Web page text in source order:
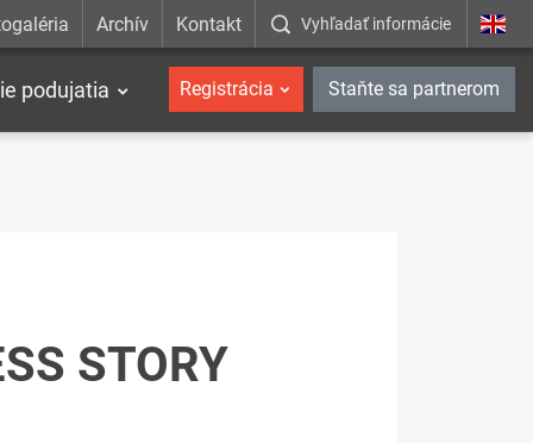
Archív Kontakt Vyhľadať informácie
podujatia Registrácia Staňte sa partnerom
STORY